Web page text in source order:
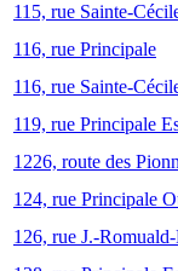
115, rue Sainte-
116, rue Principale
116, rue Sainte-
119, rue Principale
1226, route des
124, rue Principale
126, rue J.-